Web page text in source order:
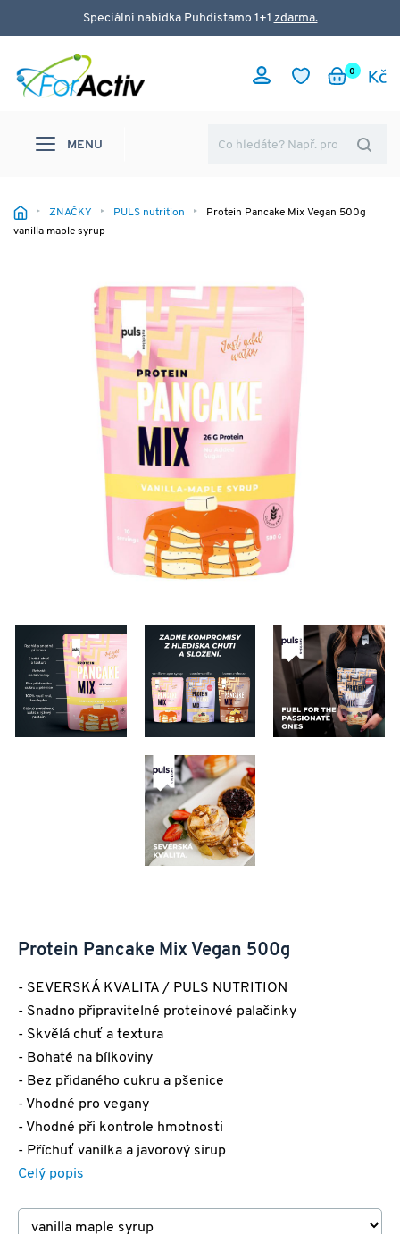
Speciální nabídka Puhdistamo 1+1 zdarma.
0
MENU
ZNAČKY PULS nutrition
Protein Pancake Mix Vegan 500g
vanilla maple syrup
Protein Pancake Mix Vegan 500g
- SEVERSKÁ KVALITA / PULS NUTRITION
- Snadno připravitelné proteinové palačinky
- Skvělá chuť a textura
- Bohaté na bílkoviny
- Bez přidaného cukru a pšenice
- Vhodné pro vegany
- Vhodné při kontrole hmotnosti
- Příchuť vanilka a javorový sirup
Celý popis